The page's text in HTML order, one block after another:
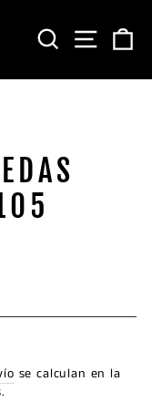
BUSCAR
se calculan en la